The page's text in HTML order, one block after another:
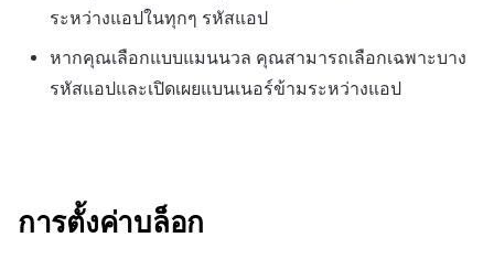
ระหว่างแอปในทุกๆ รหัสแอป
หากคุณเลือกแบบแมนนวล คุณสามารถเลือกเฉพาะบาง
รหัสแอปและเปิดเผยแบนเนอร์ข้ามระหว่างแอป
การตั้งค่าบล็อก